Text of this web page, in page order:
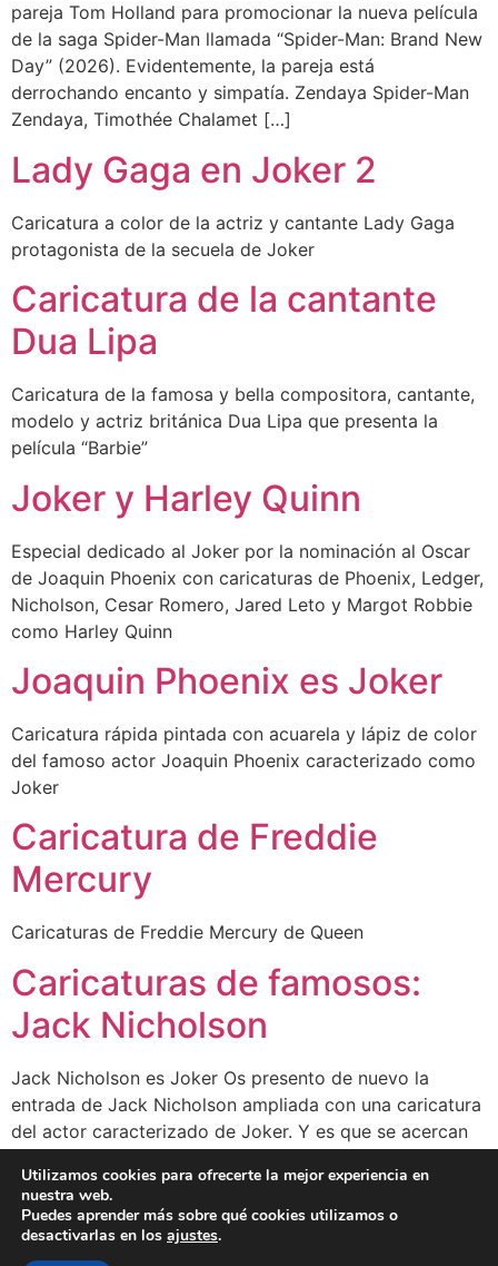
pareja Tom Holland para promocionar la nueva película
de la saga Spider-Man llamada “Spider-Man: Brand New
Day” (2026). Evidentemente, la pareja está
derrochando encanto y simpatía. Zendaya Spider-Man
Zendaya, Timothée Chalamet […]
Lady Gaga en Joker 2
Caricatura a color de la actriz y cantante Lady Gaga
protagonista de la secuela de Joker
Caricatura de la cantante
Dua Lipa
Caricatura de la famosa y bella compositora, cantante,
modelo y actriz británica Dua Lipa que presenta la
película “Barbie”
Joker y Harley Quinn
Especial dedicado al Joker por la nominación al Oscar
de Joaquin Phoenix con caricaturas de Phoenix, Ledger,
Nicholson, Cesar Romero, Jared Leto y Margot Robbie
como Harley Quinn
Joaquin Phoenix es Joker
Caricatura rápida pintada con acuarela y lápiz de color
del famoso actor Joaquin Phoenix caracterizado como
Joker
Caricatura de Freddie
Mercury
Caricaturas de Freddie Mercury de Queen
Caricaturas de famosos:
Jack Nicholson
Jack Nicholson es Joker Os presento de nuevo la
entrada de Jack Nicholson ampliada con una caricatura
del actor caracterizado de Joker. Y es que se acercan
probable que un actor gane el Oscar por segunda vez
por un mismo personaje. Creo que será […]
Utilizamos cookies para ofrecerte la mejor experiencia en
nuestra web.
Puedes aprender más sobre qué cookies utilizamos o
desactivarlas en los ajustes.